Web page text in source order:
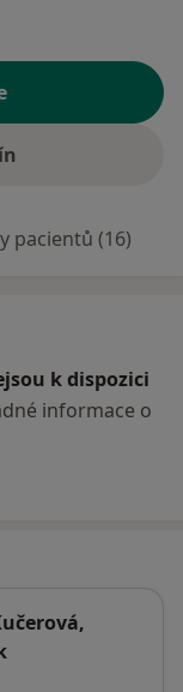
pacientů (16)
k dispozici
informace o